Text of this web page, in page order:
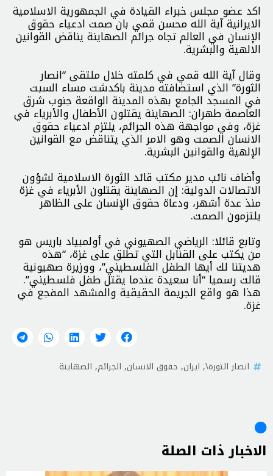
اكد عضو مجلس خبراء القيادة في الجمهورية الاسلامية
الايرانية آية الله محسن قمي بان صمت ادعياء حقوق
الإنسان في العالم تجاه جرائم الصهاينة يناقض القوانين
الالهية والبشرية.
وقال آية الله قمي في كلمته خلال ملتقى “انصار
الثورة” الذي استضافته مدينة باكدشت مساء السبت
في المسجد الجامع بهذه المدينة الواقعة جنوب شرق
العاصمة طهران: الصهاينة يقتلون الأطفال والأبرياء في
غزة، وفي مواجهة هذه الجرائم، يلتزم ادعياء حقوق
الانسان الصمت وهو الامر الذي يتناقض مع القوانين
الإلهية والقوانين البشرية.
وأضاف نائب مدير مكتب قائد الثورة الاسلامية لشؤون
الاتصالات الدولية: إن الصهاينة يقتلون الأبرياء في غزة
منذ عدة أشهر، ودعاة حقوق الإنسان على الظاهر
يلتزمون الصمت.
وتابع قائلا: الرياضي الصهيوني في أولمبياد باريس هو
من يكتب على القنابل التي تطلق على غزة، “هذه
هديتنا لك أيها الطفل الفلسطيني”، ووزيرة صهيونية
قالت رسميا “أنا سعيدة عندما يقتل طفل فلسطيني”.
هذا هو واقع الجريمة الحقيقية والمشهد المفجع في
غزة.
انصار الثورة\, ايران, حقوق الانسان, الجرائم, الصهاينة
الاخبار ذات الصلة